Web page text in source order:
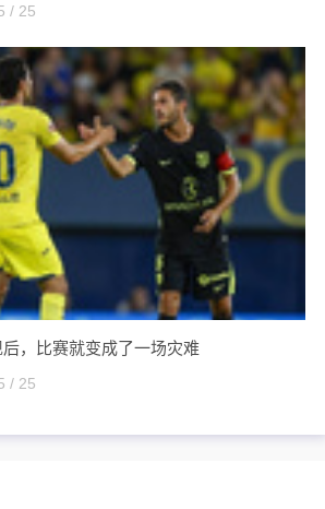
/ 25
，比赛就变成了一场灾难
/ 25